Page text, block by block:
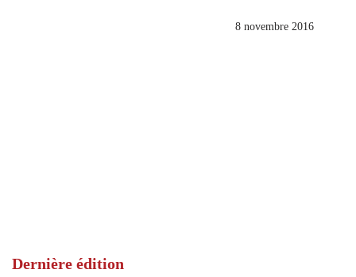
8 novembre 2016
Dernière édition